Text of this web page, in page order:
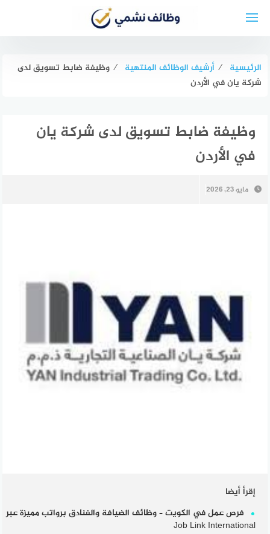
الرئيسية ⁄ أرشيف الوظائف المنتهية ⁄ وظيفة ضابط تسويق لدى
شركة يان في الأردن
وظيفة ضابط تسويق لدى شركة يان
في الأردن
مايو 23, 2026
إقرأ أيضا
فرص عمل في الكويت – وظائف الضيافة والفنادق برواتب مميزة عبر
Job Link International